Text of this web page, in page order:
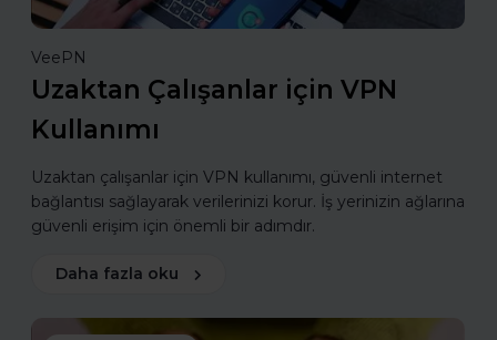
VeePN
Uzaktan Çalışanlar için VPN
Kullanımı
Uzaktan çalışanlar için VPN kullanımı, güvenli internet
bağlantısı sağlayarak verilerinizi korur. İş yerinizin ağlarına
güvenli erişim için önemli bir adımdır.
Daha fazla oku